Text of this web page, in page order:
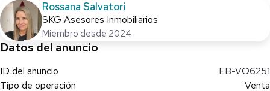
Rossana Salvatori
SKG Asesores Inmobiliarios
Miembro desde 2024
Datos del anuncio
ID del anuncio
EB-VO6251
Tipo de operación
Venta